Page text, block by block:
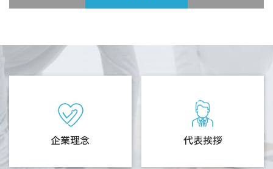
企業理念 代表挨拶